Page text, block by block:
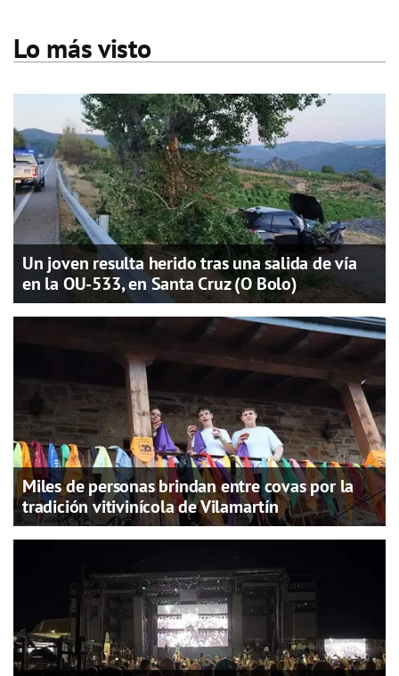
Lo más visto
Un joven resulta herido tras una salida de vía
en la OU-533, en Santa Cruz (O Bolo)
Miles de personas brindan entre covas por la
tradición vitivinícola de Vilamartín